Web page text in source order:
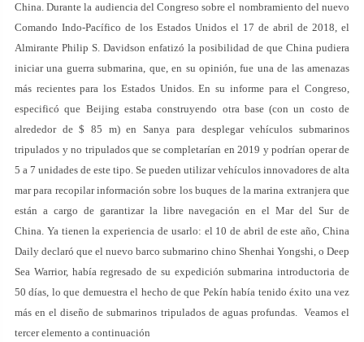
China. Durante la audiencia del Congreso sobre el nombramiento del nuevo
Comando Indo-Pacífico de los Estados Unidos el 17 de abril de 2018, el
Almirante Philip S. Davidson enfatizó la posibilidad de que China pudiera
iniciar una guerra submarina, que, en su opinión, fue una de las amenazas
más recientes para los Estados Unidos. En su informe para el Congreso,
especificó que Beijing estaba construyendo otra base (con un costo de
alrededor de $ 85 m) en Sanya para desplegar vehículos submarinos
tripulados y no tripulados que se completarían en 2019 y podrían operar de
5 a 7 unidades de este tipo. Se pueden utilizar vehículos innovadores de alta
mar para recopilar información sobre los buques de la marina extranjera que
están a cargo de garantizar la libre navegación en el Mar del Sur de
China. Ya tienen la experiencia de usarlo: el 10 de abril de este año, China
Daily declaró que el nuevo barco submarino chino Shenhai Yongshi, o Deep
Sea Warrior, había regresado de su expedición submarina introductoria de
50 días, lo que demuestra el hecho de que Pekín había tenido éxito una vez
más en el diseño de submarinos tripulados de aguas profundas. Veamos el
tercer elemento a continuación